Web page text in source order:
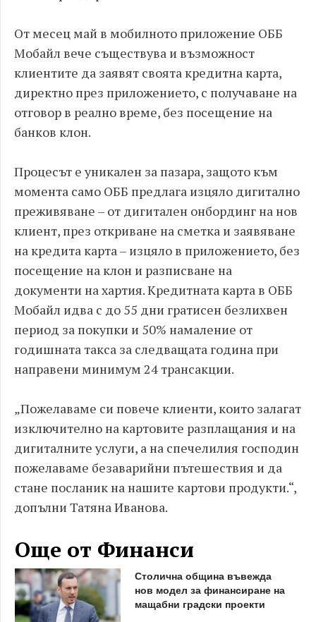
От месец май в мобилното приложение ОББ
Мобайл вече съществува и възможност
клиентите да заявят своята кредитна карта,
директно през приложението, с получаване на
отговор в реално време, без посещение на
банков клон.
Процесът е уникален за пазара, защото към
момента само ОББ предлага изцяло дигитално
преживяване – от дигитален онбординг на нов
клиент, през откриване на сметка и заявяване
на кредита карта – изцяло в приложението, без
посещение на клон и разписване на
документи на хартия. Кредитната карта в ОББ
Мобайл идва с до 55 дни гратисен безлихвен
период за покупки и 50% намаление от
годишната такса за следващата година при
направени минимум 24 трансакции.
„Пожелаваме си повече клиенти, които залагат
изключително на картовите разплащания и на
дигиталните услуги, а на спечелилия господин
пожелаваме безаварийни пътешествия и да
стане посланик на нашите картови продукти.“,
допълни Татяна Иванова.
Още от Финанси
Столична община въвежда
нов модел за финансиране на
мащабни градски проекти